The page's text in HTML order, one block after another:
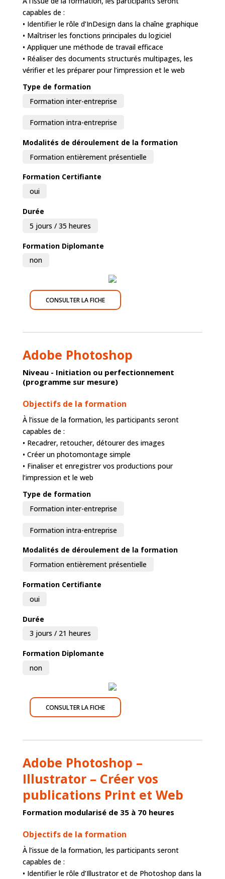
capables de :
• Identifier le rôle d’InDesign dans la chaîne graphique
• Maîtriser les fonctions principales du logiciel
• Appliquer une méthode de travail efficace
• Réaliser des documents structurés multipages, les
vérifier et les préparer pour l’impression et le web
Type de formation
Formation inter-entreprise
Formation intra-entreprise
Modalités de déroulement de la formation
Formation entièrement présentielle
Formation Certifiante
oui
Durée
5 jours / 35 heures
Formation Diplomante
non
CONSULTER LA FICHE
Adobe Photoshop
Niveau - Initiation ou perfectionnement
(programme sur mesure)
Objectifs de la formation
À l’issue de la formation, les participants seront
capables de :
• Recadrer, retoucher, détourer des images
• Créer un photomontage simple
• Finaliser et enregistrer vos productions pour
l’impression et le web
Type de formation
Formation inter-entreprise
Formation intra-entreprise
Modalités de déroulement de la formation
Formation entièrement présentielle
Formation Certifiante
oui
Durée
3 jours / 21 heures
Formation Diplomante
non
CONSULTER LA FICHE
Adobe Photoshop –
Illustrator – Créer vos
publications Print et Web
Formation modularisé de 35 à 70 heures
Objectifs de la formation
À l’issue de la formation, les participants seront
capables de :
• Identifier le rôle d’Illustrator et de Photoshop dans la